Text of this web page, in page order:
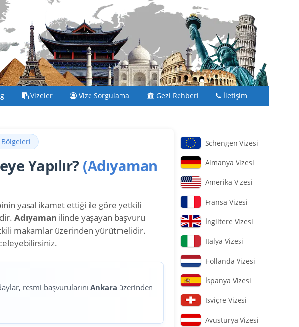
Vizeler Vize Sorgulama Gezi Rehberi İletişim
Yapılır? (Adıyaman
yasal ikamet ettiği ile göre yetkili
Adıyaman ilinde yaşayan başvuru
makamlar üzerinden yürütmelidir.
resmi başvurularınıAnkara üzerinden
Schengen Vizesi
Almanya Vizesi
Amerika Vizesi
Fransa Vizesi
İngiltere Vizesi
İtalya Vizesi
Hollanda Vizesi
İspanya Vizesi
İsviçre Vizesi
Avusturya Vizesi